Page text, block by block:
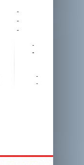
-
-
-
-
-
-
-